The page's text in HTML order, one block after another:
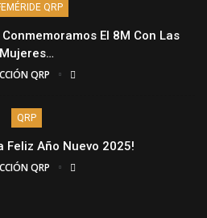
QRP
El 8M Con Las
Mujeres…
QRP
QRP
Feliz Año Nuevo 2025!
QRP